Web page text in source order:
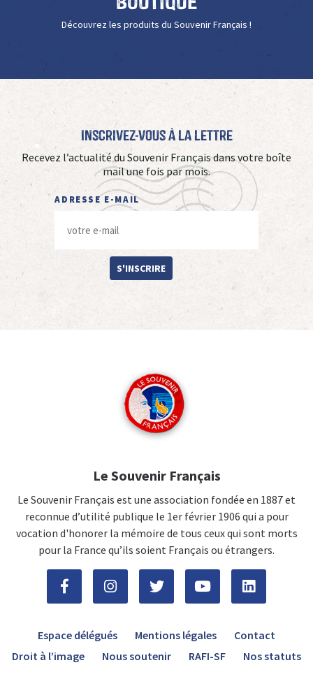
Découvrez les produits du Souvenir Français !
Inscrivez-vous à La Lettre
Recevez l’actualité du Souvenir Français dans votre boîte
mail une fois par mois.
ADRESSE E-MAIL
S'INSCRIRE
Le Souvenir Français
Le Souvenir Français est une association fondée en 1887 et
reconnue d’utilité publique le 1er février 1906 qui a pour
vocation d'honorer la mémoire de tous ceux qui sont morts
pour la France qu’ils soient Français ou étrangers.
Espace délégués Mentions légales
Contact
Droit à l’image
Nous soutenir RAFI-SF Nos statuts